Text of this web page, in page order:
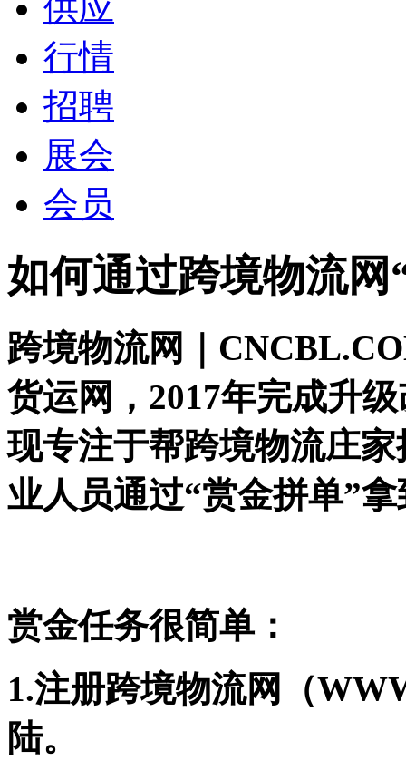
行情
招聘
展会
会员
如何通过跨境物流
跨境物流网｜
货运网，2017年完成升
现专注于帮跨境物流庄
业人员通过“赏金拼单”
赏金任务很简单：
1.注册跨境物流网（
陆。